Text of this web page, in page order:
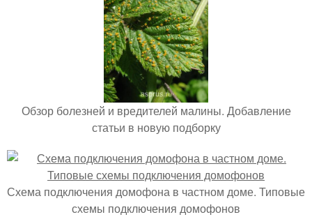
Обзор болезней и вредителей малины. Добавление
статьи в новую подборку
Схема подключения домофона в частном доме. Типовые
схемы подключения домофонов